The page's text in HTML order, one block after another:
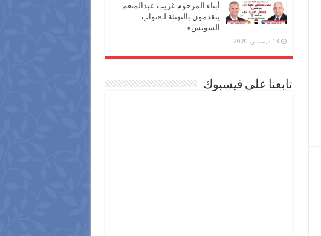
أبناء المرحوم غريب عبدالمنعم
يتقدمون بالتهنئة لـ«نواب
السويس»
13 ديسمبر، 2020
تابعنا على فيسبوك